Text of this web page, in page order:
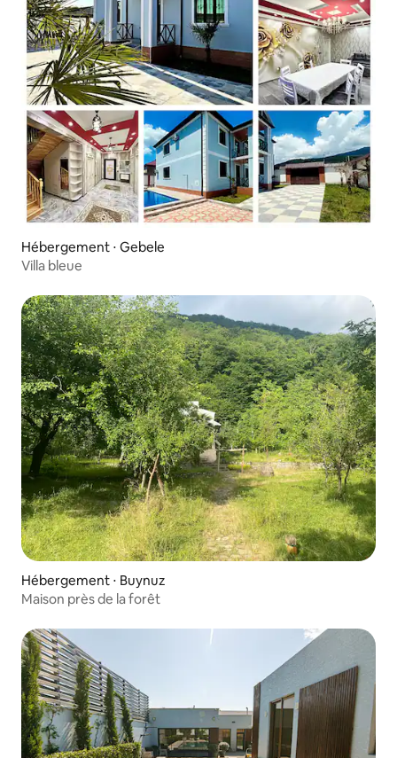
Hébergement ⋅ Gebele
Villa bleue
Hébergement ⋅ Buynuz
Maison près de la forêt